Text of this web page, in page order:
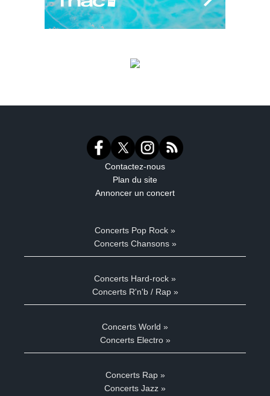
Contactez-nous
Plan du site
Annoncer un concert
Concerts Pop Rock »
Concerts Chansons »
Concerts Hard-rock »
Concerts R'n'b / Rap »
Concerts World »
Concerts Electro »
Concerts Rap »
Concerts Jazz »